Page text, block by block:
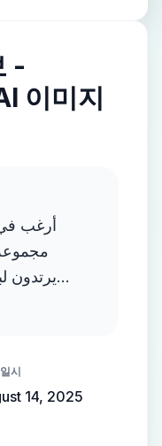
-
이미지
أرغب في
يرتدون
اللوحة،시
14, 2025